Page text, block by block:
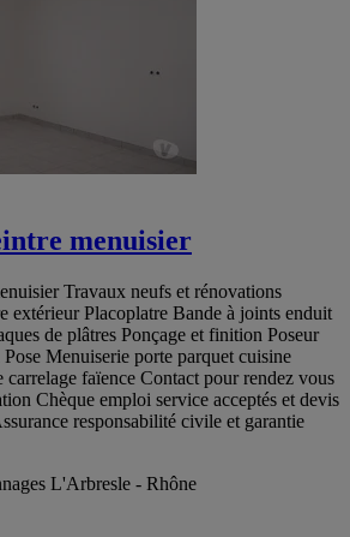
menuisier
Travaux neufs et rénovations
extérieur Placoplatre Bande à joints enduit
de plâtres Ponçage et finition Poseur
Menuiserie porte parquet cuisine
carrelage faïence Contact pour rendez vous
Chèque emploi service acceptés et devis
responsabilité civile et garantie
L'Arbresle - Rhône